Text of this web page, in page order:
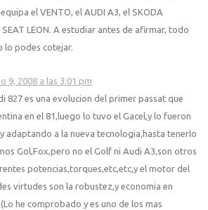
el VENTO, el AUDI A3, el SKODA
SEAT LEON. A estudiar antes de afirmar, todo
lo podes cotejar.
9, 2008 a las 3:01 pm
827 es una evolucion del primer passat que
en el 81,luego lo tuvo el Gacel,y lo fueron
adaptando a la nueva tecnologia,hasta tenerlo
Gol,Fox,pero no el Golf ni Audi A3,son otros
potencias,torques,etc,etc,y el motor del
virtudes son la robustez,y economia en
he comprobado y es uno de los mas